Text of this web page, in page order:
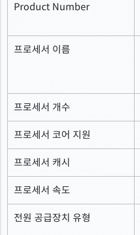
Product Number
프로세서 이름
프로세서 개수
프로세서 코어 지원
프로세서 캐시
프로세서 속도
전원 공급장치 유형